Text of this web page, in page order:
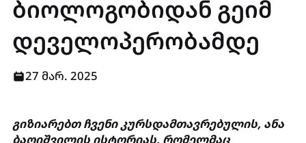
ბიოლოგობიდან გეიმ
დეველოპერობამდე
27 მარ. 2025
გიზიარებთ ჩვენი კურსდამთავრებულის, ანა
ბაღიშვილის ისტორიას, რომელმაც